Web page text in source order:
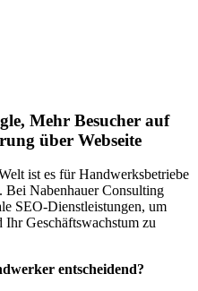
Mehr Besucher auf
über Webseite
ist es für Handwerksbetriebe
Bei Nabenhauer Consulting
SEO-Dienstleistungen, um
Ihr Geschäftswachstum zu
entscheidend?